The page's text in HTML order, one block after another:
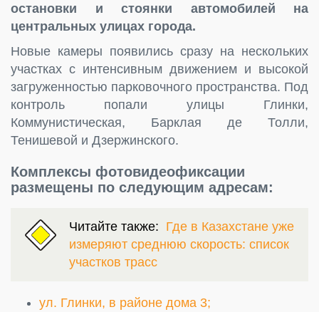
остановки и стоянки автомобилей на
центральных улицах города.
Новые камеры появились сразу на нескольких
участках с интенсивным движением и высокой
загруженностью парковочного пространства. Под
контроль попали улицы Глинки,
Коммунистическая, Барклая де Толли,
Тенишевой и Дзержинского.
Комплексы фотовидеофиксации
размещены по следующим адресам:
Читайте также: Где в Казахстане уже
измеряют среднюю скорость: список
участков трасс
ул. Глинки, в районе дома 3;